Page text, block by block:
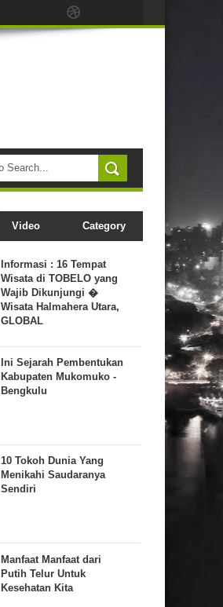
Video Category
Informasi : 16 Tempat
Wisata di TOBELO yang
Wajib Dikunjungi �
Wisata Halmahera Utara,
GLOBAL
Ini Sejarah Pembentukan
Kabupaten Mukomuko -
Bengkulu
10 Tokoh Dunia Yang
Menikahi Saudaranya
Sendiri
Manfaat Manfaat dari
Putih Telur Untuk
Kesehatan Kita